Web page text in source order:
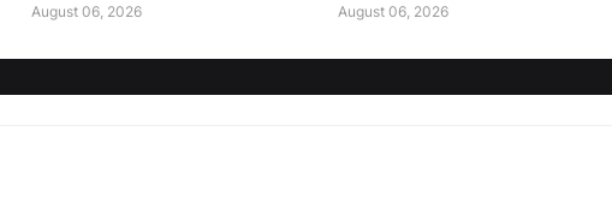
August 06, 2026 August 06, 2026